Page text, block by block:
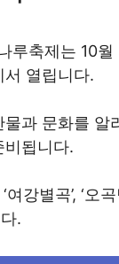
루축제는 10월
서 열립니다.
물과 문화를 알
비됩니다.
강별곡’, ‘오
.